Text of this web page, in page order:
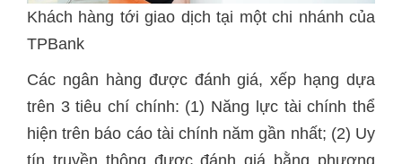
Khách hàng tới giao dịch tại một chi nhánh của
TPBank
Các ngân hàng được đánh giá, xếp hạng dựa
trên 3 tiêu chí chính: (1) Năng lực tài chính thể
hiện trên báo cáo tài chính năm gần nhất; (2) Uy
tín truyền thông được đánh giá bằng phương